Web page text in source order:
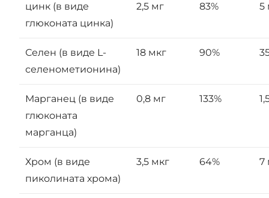
цинк (в виде
глюконата цинка)
2,5 мг 83% 5
Селен (в виде L-
селенометионина)
18 мкг 90%
Марганец (в виде
глюконата
марганца)
0,8 мг 133%
Хром (в виде
пиколината хрома)
3,5 мкг 64% 7